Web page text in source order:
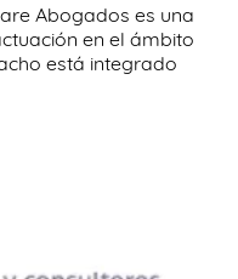
Abogados es una
en el ámbito
está integrado